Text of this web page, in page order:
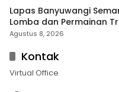
Lapas Banyuwangi
Lomba dan Permainan
Agustus 8, 2026
Kontak
Virtual Office